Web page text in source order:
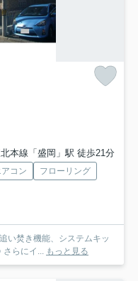
本線「盛岡」駅 徒歩21分
アコン
フローリング
チンなど 水回りの設備が充実しています♪ さらにイ... もっと見る